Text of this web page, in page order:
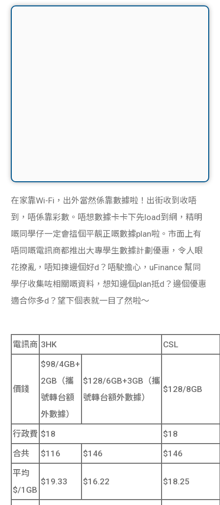
在家靠Wi-Fi ，出外當然係靠數據啦！出街收到收唔
到，唔係靠彩數。唔想數據卡卡下先load到網，精明
嘅同學仔一定會搵個平靚正嘅數據plan啦。市面上有
唔同嘅電訊商都推出大專學生數據計劃優惠，令人眼
花撩亂，唔知揀邊個好d ？唔駛擔心， uFinance 幫同
學仔收集咗相關嘅資料，想知邊個plan抵d ？邊個優惠
適合你多d ？望下個表就一目了然啦～
電訊商 3HK CSL
價錢
$98/4GB+
2GB（攜
號轉台額
外數據）
$128/6GB+3GB（攜
號轉台額外數據）
$128/8GB
行政費 $18
$18
合共
$116 $146
$146
平均
$/1GB
$19.33 $16.22 $18.25